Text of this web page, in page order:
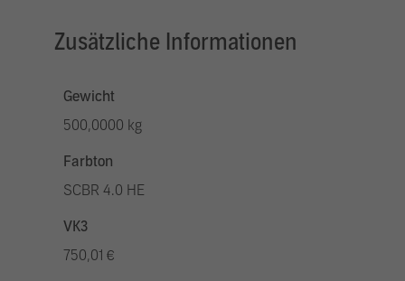
Zusätzliche Informationen
Gewicht
500,0000 kg
Farbton
SCBR 4.0 HE
VK3
750,01 €